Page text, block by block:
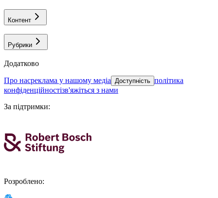
Контент
Рубрики
Додатково
про насреклама у нашому медіа Доступність політика
конфіденційностізв'яжіться з нами
За підтримки:
Розроблено: